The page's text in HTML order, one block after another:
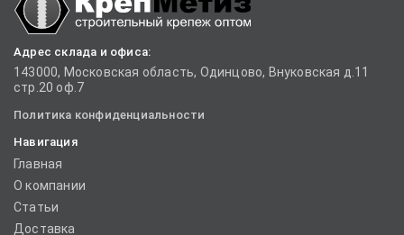
Адрес склада и офиса:
143000, Московская область, Одинцово, Внуковская д.11
стр.20 оф.7
Политика конфиденциальности
Навигация
Главная
О компании
Статьи
Доставка